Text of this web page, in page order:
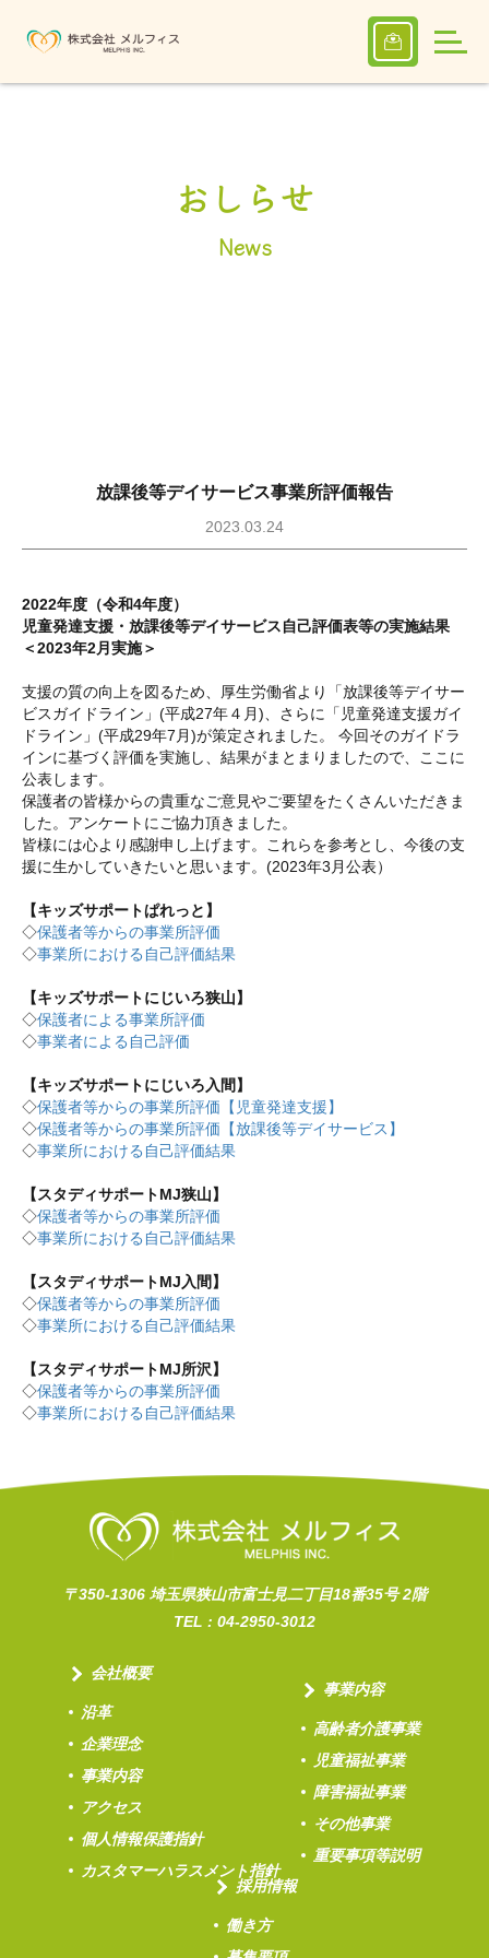
おしらせ
News
放課後等デイサービス事業所評価報告
2023.03.24
2022年度（令和4年度）
児童発達支援・放課後等デイサービス自己評価表等の実施結果
＜2023年2月実施＞
支援の質の向上を図るため、厚生労働省より「放課後等デイサー
ビスガイドライン」(平成27年４月)、さらに「児童発達支援ガイ
ドライン」(平成29年7月)が策定されました。 今回そのガイドラ
インに基づく評価を実施し、結果がまとまりましたので、ここに
公表します。
保護者の皆様からの貴重なご意見やご要望をたくさんいただきま
した。アンケートにご協力頂きました。
皆様には心より感謝申し上げます。これらを参考とし、今後の支
援に生かしていきたいと思います。(2023年3月公表）
【キッズサポートぱれっと】
◇保護者等からの事業所評価
◇事業所における自己評価結果
【キッズサポートにじいろ狭山】
◇保護者による事業所評価
◇事業者による自己評価
【キッズサポートにじいろ入間】
◇保護者等からの事業所評価【児童発達支援】
◇保護者等からの事業所評価【放課後等デイサービス】
◇事業所における自己評価結果
【スタディサポートMJ狭山】
◇保護者等からの事業所評価
◇事業所における自己評価結果
【スタディサポートMJ入間】
◇保護者等からの事業所評価
◇事業所における自己評価結果
【スタディサポートMJ所沢】
◇保護者等からの事業所評価
◇事業所における自己評価結果
〒350-1306 埼玉県狭山市富士見二丁目18番35号 2階
TEL : 04-2950-3012
会社概要
沿革
企業理念
事業内容
アクセス
個人情報保護指針
カスタマーハラスメント指針
事業内容
高齢者介護事業
児童福祉事業
障害福祉事業
その他事業
重要事項等説明
採用情報
働き方